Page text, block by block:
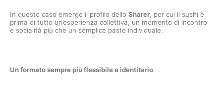
In questo caso emerge il profilo dello Sharer, per cui il sushi è
prima di tutto un’esperienza collettiva, un momento di incontro
e socialità più che un semplice pasto individuale.
Un formato sempre più flessibile e identitario